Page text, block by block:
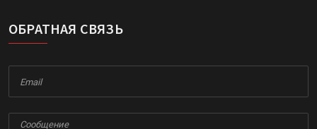
ОБРАТНАЯ СВЯЗЬ